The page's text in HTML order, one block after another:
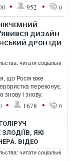
поліц...
• 952 • 0
ДИЗАЙН
ДРОН ІДИ
читати соціальні
що Росія вже
переконує,
і знову.
дизайн марки про...
• 1678 • 0
ЯКІ
ВІДЕО
читати соціальні